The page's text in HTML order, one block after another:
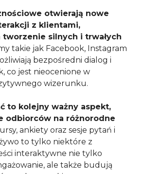
otwierają nowe
z klientami,
tworzenie silnych i trwałych
takie jak Facebook, Instagram
bezpośredni dialog i
co jest nieocenione w
wizerunku.
to kolejny ważny aspekt,
odbiorców na różnorodne
ankiety oraz sesje pytań i
to tylko niektóre z
interaktywne nie tylko
ale także budują